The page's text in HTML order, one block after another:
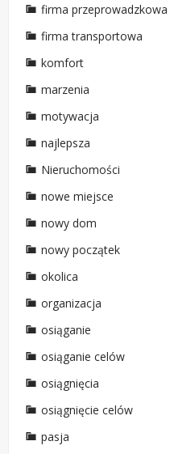
firma przeprowadzkowa
firma transportowa
komfort
marzenia
motywacja
najlepsza
Nieruchomości
nowe miejsce
nowy dom
nowy początek
okolica
organizacja
osiąganie
osiąganie celów
osiągnięcia
osiągnięcie celów
pasja